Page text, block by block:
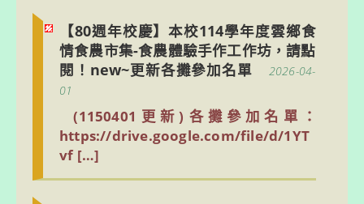
【80週年校慶】本校114學年度雲鄉食
情食農市集-食農體驗手作工作坊，請點
閱！new~更新各攤參加名單
2026-04-
01
(1150401更新)各攤參加名單：
https://drive.google.com/file/d/1YT
vf […]